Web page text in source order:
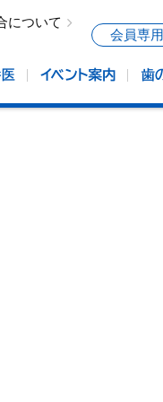
について
会員専用